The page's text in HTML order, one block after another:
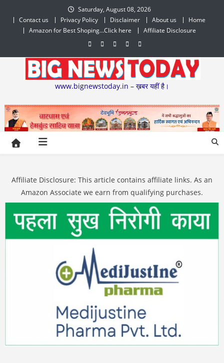
content
Saturday, August 08, 2026
Contact us
Privacy Policy Disclaimer About us
Home
Amazon for Best Shoping…Click here
Affiliate Disclosure
www.bignewstoday.in – ख़बर यहीं है।
Affiliate Disclosure: This article contains affiliate links. As an
Amazon Associate we earn from qualifying purchases.